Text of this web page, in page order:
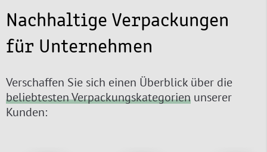
Nachhaltige Verpackungen
für Unternehmen
Verschaffen Sie sich einen Überblick über die
beliebtesten Verpackungskategorien unserer
Kunden: